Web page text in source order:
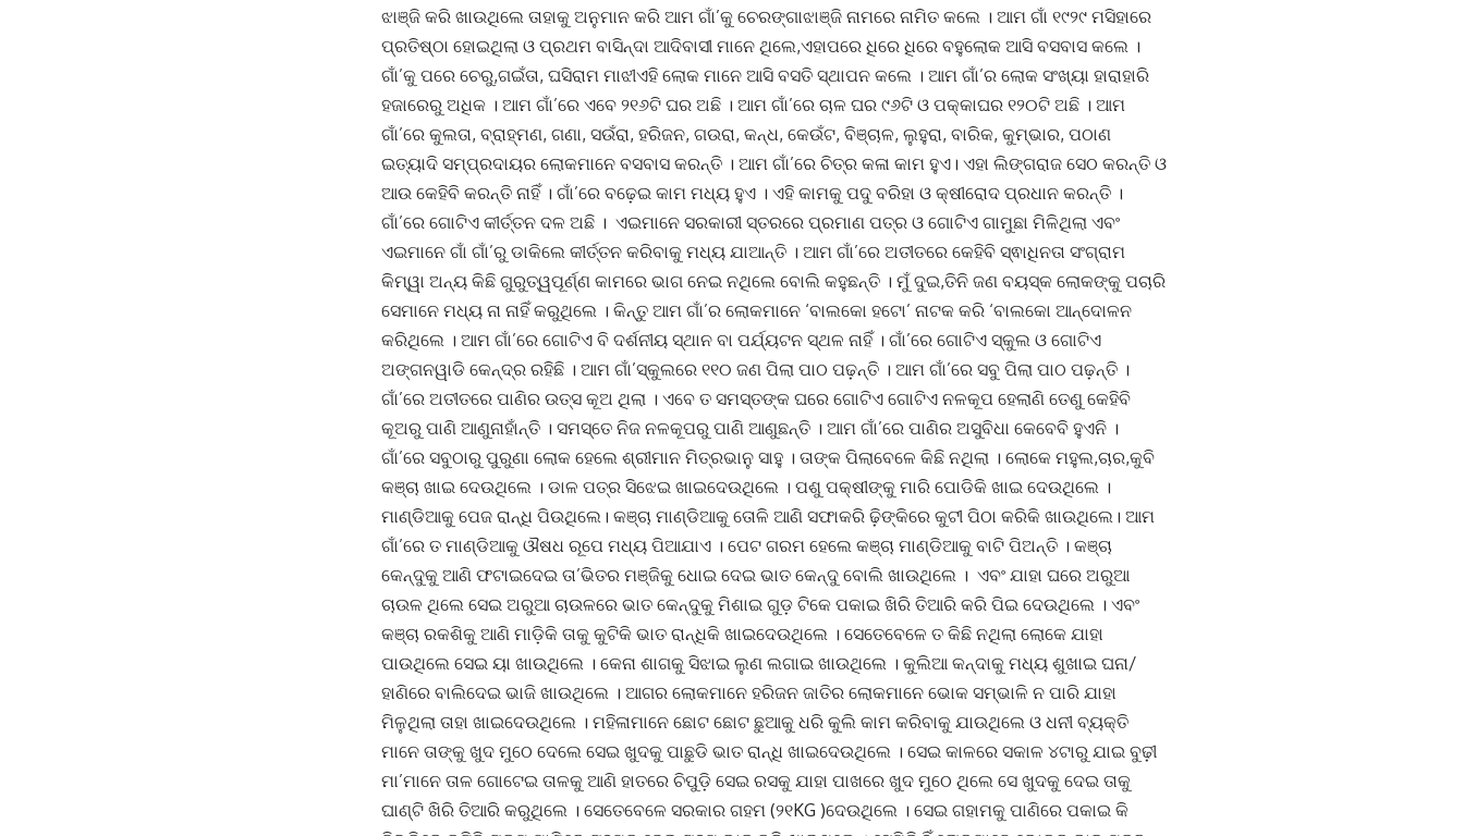
ଝାଞ୍ଜି କରି ଖାଉଥିଲେ ତାହାକୁ ଅନୁମାନ କରି ଆମ ଗାଁ’କୁ ଚେରଙ୍ଗାଝାଞ୍ଜି ନାମରେ ନାମିତ କଲେ । ଆମ ଗାଁ ୧୯୨୯ ମସିହାରେ
ପ୍ରତିଷ୍ଠା ହୋଇଥିଲା ଓ ପ୍ରଥମ ବାସିନ୍ଦା ଆଦିବାସୀ ମାନେ ଥିଲେ,ଏହାପରେ ଧିରେ ଧିରେ ବହୁଲୋକ ଆସି ବସବାସ କଲେ ।
ଗାଁ’କୁ ପରେ ଚେରୁ,ଗଇଁତା, ଘସିରାମ ମାଝୀଏହି ଲୋକ ମାନେ ଆସି ବସତି ସ୍ଥାପନ କଲେ । ଆମ ଗାଁ’ର ଲୋକ ସଂଖ୍ୟା ହାରାହାରି
ହଜାରେରୁ ଅଧିକ । ଆମ ଗାଁ’ରେ ଏବେ ୨୧୬ଟି ଘର ଅଛି । ଆମ ଗାଁ’ରେ ଚାଳ ଘର ୯୬ଟି ଓ ପକ୍କାଘର ୧୨୦ଟି ଅଛି । ଆମ
ଗାଁ’ରେ କୁଲତା, ବ୍ରାହ୍ମଣ, ଗଣା, ସଉଁରା, ହରିଜନ, ଗଉରା, କନ୍ଧ, କେଉଁଟ, ବିଞ୍ଚାଳ, ଲୁହୁରା, ବାରିକ, କୁମ୍ଭାର, ପଠାଣ
ଇତ୍ୟାଦି ସମ୍ପ୍ରଦାୟର ଲୋକମାନେ ବସବାସ କରନ୍ତି । ଆମ ଗାଁ’ରେ ଚିତ୍ର କଳା କାମ ହୁଏ। ଏହା ଲିଙ୍ଗରାଜ ସେଠ କରନ୍ତି ଓ
ଆଉ କେହିବି କରନ୍ତି ନାହିଁ । ଗାଁ’ରେ ବଢ଼େଇ କାମ ମଧ୍ୟ ହୁଏ । ଏହି କାମକୁ ପଦୁ ବରିହା ଓ କ୍ଷୀରୋଦ ପ୍ରଧାନ କରନ୍ତି ।
ଗାଁ’ରେ ଗୋଟିଏ କୀର୍ତ୍ତନ ଦଳ ଅଛି । ଏଇମାନେ ସରକାରୀ ସ୍ତରରେ ପ୍ରମାଣ ପତ୍ର ଓ ଗୋଟିଏ ଗାମୁଛା ମିଳିଥିଲା ଏବଂ
ଏଇମାନେ ଗାଁ ଗାଁ’ରୁ ଡାକିଲେ କୀର୍ତ୍ତନ କରିବାକୁ ମଧ୍ୟ ଯାଆନ୍ତି । ଆମ ଗାଁ’ରେ ଅତୀତରେ କେହିବି ସ୍ଵାଧିନତା ସଂଗ୍ରାମ
କିମ୍ୱା ଅନ୍ୟ କିଛି ଗୁରୁତ୍ୱପୂର୍ଣ୍ଣ କାମରେ ଭାଗ ନେଇ ନଥିଲେ ବୋଲି କହୁଛନ୍ତି । ମୁଁ ଦୁଇ,ତିନି ଜଣ ବୟସ୍କ ଲୋକଙ୍କୁ ପଚାରି
ସେମାନେ ମଧ୍ୟ ନା ନାହିଁ କରୁଥିଲେ । କିନ୍ତୁ ଆମ ଗାଁ’ର ଲୋକମାନେ ‘ବାଲକୋ ହଟୋ’ ନାଟକ କରି ‘ବାଲକୋ ଆନ୍ଦୋଳନ
କରିଥିଲେ । ଆମ ଗାଁ’ରେ ଗୋଟିଏ ବି ଦର୍ଶନୀୟ ସ୍ଥାନ ବା ପର୍ଯ୍ୟଟନ ସ୍ଥଳ ନାହିଁ । ଗାଁ’ରେ ଗୋଟିଏ ସ୍କୁଲ ଓ ଗୋଟିଏ
ଅଙ୍ଗନୱାଡି କେନ୍ଦ୍ର ରହିଛି । ଆମ ଗାଁ’ସ୍କୁଲରେ ୧୧୦ ଜଣ ପିଲା ପାଠ ପଢ଼ନ୍ତି । ଆମ ଗାଁ’ରେ ସବୁ ପିଲା ପାଠ ପଢ଼ନ୍ତି ।
ଗାଁ’ରେ ଅତୀତରେ ପାଣିର ଉତ୍ସ କୂଅ ଥିଲା । ଏବେ ତ ସମସ୍ତଙ୍କ ଘରେ ଗୋଟିଏ ଗୋଟିଏ ନଳକୂପ ହେଲାଣି ତେଣୁ କେହିବି
କୂଅରୁ ପାଣି ଆଣୁନାହାଁନ୍ତି । ସମସ୍ତେ ନିଜ ନଳକୂପରୁ ପାଣି ଆଣୁଛନ୍ତି । ଆମ ଗାଁ’ରେ ପାଣିର ଅସୁବିଧା କେବେବି ହୁଏନି ।
ଗାଁ’ରେ ସବୁଠାରୁ ପୁରୁଣା ଲୋକ ହେଲେ ଶ୍ରୀମାନ ମିତ୍ରଭାନୁ ସାହୁ । ତାଙ୍କ ପିଲାବେଳେ କିଛି ନଥିଲା । ଲୋକେ ମହୁଲ,ଚାର,କୁବି
କଞ୍ଚା ଖାଇ ଦେଉଥିଲେ । ଡାଳ ପତ୍ର ସିଝେଇ ଖାଇଦେଉଥିଲେ । ପଶୁ ପକ୍ଷୀଙ୍କୁ ମାରି ପୋଡିକି ଖାଇ ଦେଉଥିଲେ ।
ମାଣ୍ଡିଆକୁ ପେଜ ରାନ୍ଧି ପିଉଥିଲେ। କଞ୍ଚା ମାଣ୍ଡିଆକୁ ତୋଳି ଆଣି ସଫାକରି ଢ଼ିଙ୍କିରେ କୁଟୀ ପିଠା କରିକି ଖାଉଥିଲେ। ଆମ
ଗାଁ’ରେ ତ ମାଣ୍ଡିଆକୁ ଔଷଧ ରୂପେ ମଧ୍ୟ ପିଆଯାଏ । ପେଟ ଗରମ ହେଲେ କଞ୍ଚା ମାଣ୍ଡିଆକୁ ବାଟି ପିଅନ୍ତି । କଞ୍ଚା
କେନ୍ଦୁକୁ ଆଣି ଫଟାଇଦେଇ ତା’ଭିତର ମଞ୍ଜିକୁ ଧୋଇ ଦେଇ ଭାତ କେନ୍ଦୁ ବୋଲି ଖାଉଥିଲେ । ଏବଂ ଯାହା ଘରେ ଅରୁଆ
ଚାଉଳ ଥିଲେ ସେଇ ଅରୁଆ ଚାଉଳରେ ଭାତ କେନ୍ଦୁକୁ ମିଶାଇ ଗୁଡ଼ ଟିକେ ପକାଇ ଖିରି ତିଆରି କରି ପିଇ ଦେଉଥିଲେ । ଏବଂ
କଞ୍ଚା ରକଶିକୁ ଆଣି ମାଡ଼ିକି ତାକୁ କୁଟିକି ଭାତ ରାନ୍ଧିକି ଖାଇଦେଉଥିଲେ । ସେତେବେଳେ ତ କିଛି ନଥିଲା ଲୋକେ ଯାହା
ପାଉଥିଲେ ସେଇ ୟା ଖାଉଥିଲେ । କେନା ଶାଗକୁ ସିଝାଇ ଲୁଣ ଲଗାଇ ଖାଉଥିଲେ । କୁଲିଆ କନ୍ଦାକୁ ମଧ୍ୟ ଶୁଖାଇ ଘନା/
ହାଣିରେ ବାଲିଦେଇ ଭାଜି ଖାଉଥିଲେ । ଆଗର ଲୋକମାନେ ହରିଜନ ଜାତିର ଲୋକମାନେ ଭୋକ ସମ୍ଭାଳି ନ ପାରି ଯାହା
ମିଳୁଥିଲା ତାହା ଖାଇଦେଉଥିଲେ । ମହିଳାମାନେ ଛୋଟ ଛୋଟ ଛୁଆକୁ ଧରି କୁଲି କାମ କରିବାକୁ ଯାଉଥିଲେ ଓ ଧନୀ ବ୍ୟକ୍ତି
ମାନେ ତାଙ୍କୁ ଖୁଦ ମୁଠେ ଦେଲେ ସେଇ ଖୁଦକୁ ପାଛୁଡି ଭାତ ରାନ୍ଧି ଖାଇଦେଉଥିଲେ । ସେଇ କାଳରେ ସକାଳ ୪ଟାରୁ ଯାଇ ବୁଢ଼ୀ
ମା’ମାନେ ତାଳ ଗୋଟେଇ ତାଳକୁ ଆଣି ହାତରେ ଚିପୁଡ଼ି ସେଇ ରସକୁ ଯାହା ପାଖରେ ଖୁଦ ମୁଠେ ଥିଲେ ସେ ଖୁଦକୁ ଦେଇ ତାକୁ
ଘାଣ୍ଟି ଖିରି ତିଆରି କରୁଥିଲେ । ସେତେବେଳେ ସରକାର ଗହମ (୨୧KG )ଦେଉଥିଲେ । ସେଇ ଗହାମକୁ ପାଣିରେ ପକାଇ କି